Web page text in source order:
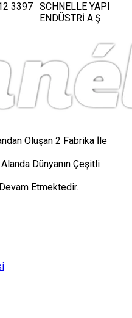
3397 SCHNELLE YAPI
ENDÜSTRİ A.Ş
Oluşan 2 Fabrika İle
Dünyanın Çeşitli
Etmektedir.